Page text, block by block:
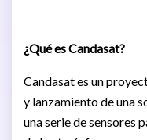
¿Qué es Candasat?
Candasat es un
y lanzamiento de una
una serie de sensores